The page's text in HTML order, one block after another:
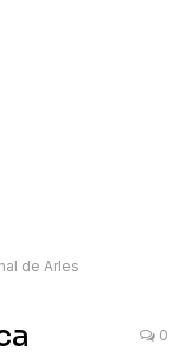
de Arles
0